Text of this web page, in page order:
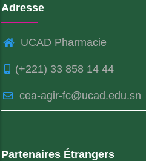
Adresse
UCAD Pharmacie
(+221) 33 858 14 44
cea-agir-fc@ucad.edu.sn
Partenaires Étrangers